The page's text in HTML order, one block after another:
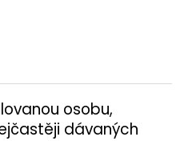
osobu,
dávaných